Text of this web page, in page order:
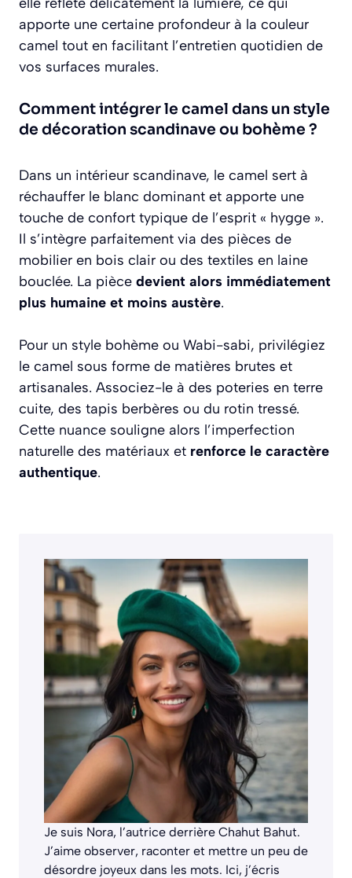
apporte une certaine profondeur à la couleur
camel tout en facilitant l’entretien quotidien de
vos surfaces murales.
Comment intégrer le camel dans un style
de décoration scandinave ou bohème ?
Dans un intérieur scandinave, le camel sert à
réchauffer le blanc dominant et apporte une
touche de confort typique de l’esprit « hygge ».
Il s’intègre parfaitement via des pièces de
mobilier en bois clair ou des textiles en laine
bouclée. La pièce devient alors immédiatement
plus humaine et moins austère.
Pour un style bohème ou Wabi-sabi, privilégiez
le camel sous forme de matières brutes et
artisanales. Associez-le à des poteries en terre
cuite, des tapis berbères ou du rotin tressé.
Cette nuance souligne alors l’imperfection
naturelle des matériaux et renforce le caractère
authentique.
Je suis Nora, l’autrice derrière Chahut Bahut.
J’aime observer, raconter et mettre un peu de
désordre joyeux dans les mots. Ici, j’écris